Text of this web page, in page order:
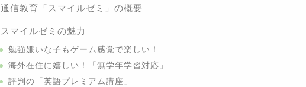
通信教育「スマイルゼミ」の概要
スマイルゼミの魅力
勉強嫌いな子もゲーム感覚で楽しい！
海外在住に嬉しい！「無学年学習対応」
評判の「英語プレミアム講座」